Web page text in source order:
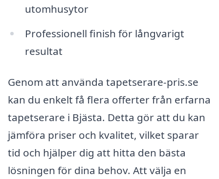
utomhusytor
Professionell finish för långvarigt
resultat
Genom att använda tapetserare-pris.se
kan du enkelt få flera offerter från erfarna
tapetserare i Bjästa. Detta gör att du kan
jämföra priser och kvalitet, vilket sparar
tid och hjälper dig att hitta den bästa
lösningen för dina behov. Att välja en